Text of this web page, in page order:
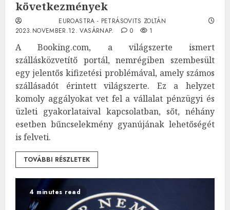
következmények
EUROASTRA - PETRÁSOVITS ZOLTÁN
2023.NOVEMBER.12. VASÁRNAP.
0 1
A Booking.com, a világszerte ismert
szállásközvetítő portál, nemrégiben szembesült
egy jelentős kifizetési problémával, amely számos
szállásadót érintett világszerte. Ez a helyzet
komoly aggályokat vet fel a vállalat pénzügyi és
üzleti gyakorlataival kapcsolatban, sőt, néhány
esetben bűncselekmény gyanújának lehetőségét
is felveti.
TOVÁBBI RÉSZLETEK
4 minutes read